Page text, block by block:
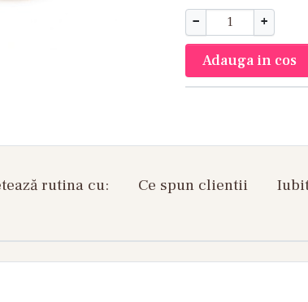
− +
Adauga in cos
rutina cu: Ce spun clientii